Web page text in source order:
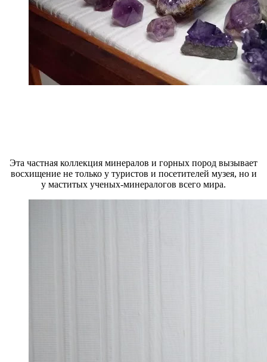
Эта частная коллекция минералов и горных пород вызывает
восхищение не только у туристов и посетителей музея, но и
у маститых ученых-минералогов всего мира.